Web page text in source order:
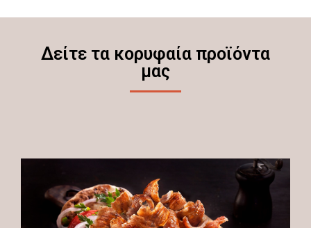
Δείτε τα κορυφαία προϊόντα
μας